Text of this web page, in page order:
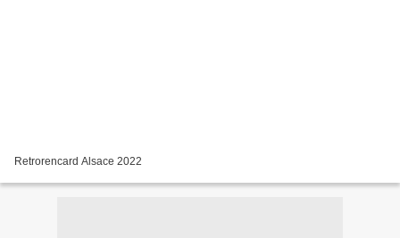
Retrorencard Alsace 2022